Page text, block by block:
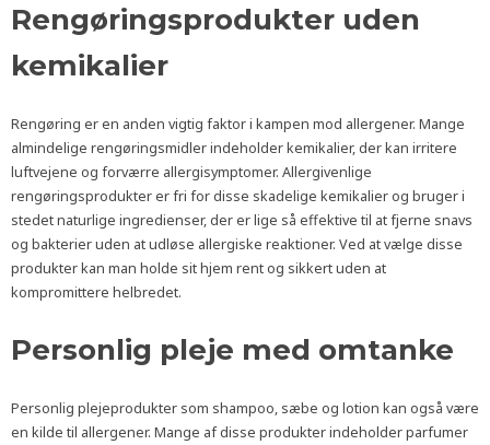
Rengøringsprodukter uden
kemikalier
Rengøring er en anden vigtig faktor i kampen mod allergener. Mange
almindelige rengøringsmidler indeholder kemikalier, der kan irritere
luftvejene og forværre allergisymptomer. Allergivenlige
rengøringsprodukter er fri for disse skadelige kemikalier og bruger i
stedet naturlige ingredienser, der er lige så effektive til at fjerne snavs
og bakterier uden at udløse allergiske reaktioner. Ved at vælge disse
produkter kan man holde sit hjem rent og sikkert uden at
kompromittere helbredet.
Personlig pleje med omtanke
Personlig plejeprodukter som shampoo, sæbe og lotion kan også være
en kilde til allergener. Mange af disse produkter indeholder parfumer